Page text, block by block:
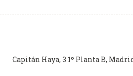
Capitán Haya, 3 1º Planta B,